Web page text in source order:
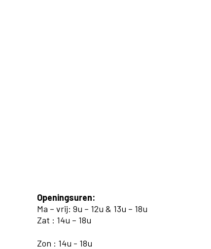
Openingsuren:
Ma – vrij: 9u – 12u & 13u – 18u
Zat : 14u – 18u
Zon : 14u - 18u